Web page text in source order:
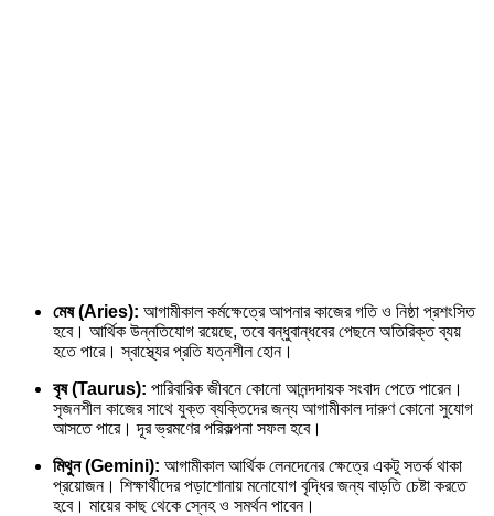
মেষ (Aries): আগামীকাল কর্মক্ষেত্রে আপনার কাজের গতি ও নিষ্ঠা প্রশংসিত
হবে। আর্থিক উন্নতিযোগ রয়েছে, তবে বন্ধুবান্ধবের পেছনে অতিরিক্ত ব্যয়
হতে পারে। স্বাস্থ্যের প্রতি যত্নশীল হোন।
বৃষ (Taurus): পারিবারিক জীবনে কোনো আনন্দদায়ক সংবাদ পেতে পারেন।
সৃজনশীল কাজের সাথে যুক্ত ব্যক্তিদের জন্য আগামীকাল দারুণ কোনো সুযোগ
আসতে পারে। দূর ভ্রমণের পরিকল্পনা সফল হবে।
মিথুন (Gemini): আগামীকাল আর্থিক লেনদেনের ক্ষেত্রে একটু সতর্ক থাকা
প্রয়োজন। শিক্ষার্থীদের পড়াশোনায় মনোযোগ বৃদ্ধির জন্য বাড়তি চেষ্টা করতে
হবে। মায়ের কাছ থেকে স্নেহ ও সমর্থন পাবেন।